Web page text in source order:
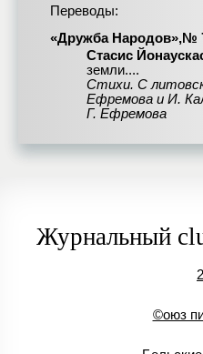
Переводы:
«Дружба Народов»,№ 7
Стасис
земли....
Стихи. С
Ефремова и И.
Г. Ефремова
Журнальный
©оюз